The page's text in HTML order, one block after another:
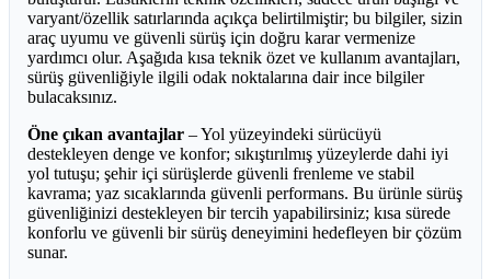
varyant/özellik satırlarında açıkça belirtilmiştir; bu bilgiler, sizin
araç uyumu ve güvenli sürüş için doğru karar vermenize
yardımcı olur. Aşağıda kısa teknik özet ve kullanım avantajları,
sürüş güvenliğiyle ilgili odak noktalarına dair ince bilgiler
bulacaksınız.
Öne çıkan avantajlar – Yol yüzeyindeki sürücüyü
destekleyen denge ve konfor; sıkıştırılmış yüzeylerde dahi iyi
yol tutuşu; şehir içi sürüşlerde güvenli frenleme ve stabil
kavrama; yaz sıcaklarında güvenli performans. Bu ürünle sürüş
güvenliğinizi destekleyen bir tercih yapabilirsiniz; kısa sürede
konforlu ve güvenli bir sürüş deneyimini hedefleyen bir çözüm
sunar.